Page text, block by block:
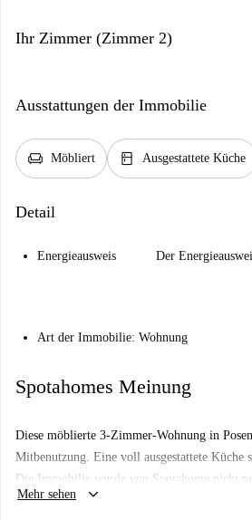
Ihr Zimmer (Zimmer 2)
Ausstattungen der Immobilie
chair Möbliert kitchen Ausgestattete Küche
Detail
Energieausweis
Der
Art der Immobilie: Wohnung
Spotahomes Meinung
Diese möblierte 3-Zimmer-Wohnung in
Mitbenutzung. Eine voll ausgestattete Küche
Die Immobilie wurde von Spotahome nicht
durchlaufen alle Vermieter ein sorgfältiges
Mehr sehen keyboard_arrow_down